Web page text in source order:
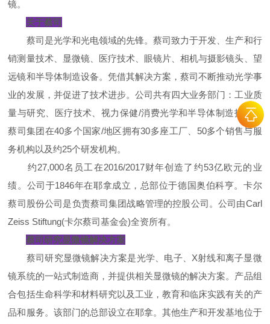
镜。
关于蔡司
蔡司是光学和光电领域的先锋。蔡司致力于开发、生产和行
销测量技术、显微镜、医疗技术、眼镜片、相机与摄影镜头、望
远镜和半导体制造设备。凭借其解决方案，蔡司不断推动光学事
业的发展，并促进了技术进步。公司共有四大业务部门：工业质
量与研究、医疗技术、视力保健/消费光学和半导体制造技术。
蔡司集团在40多个国家/地区拥有30多座工厂、50多个销售与服
务机构以及约25个研发机构。
约27,000名员工在2016/2017财年创造了约53亿欧元的业
绩。公司于1846年在耶拿成立，总部位于德国奥伯科亨。卡尔
蔡司股份公司是负责蔡司集团战略管理的控股公司。公司由Carl
Zeiss Stiftung(卡尔蔡司基金会)全资所有。
蔡司研究显微镜解决方案
蔡司研究显微镜解决方案是光学、电子、X射线和离子显微
镜系统的一站式制造商，并提供相关显微镜的解决方案。产品组
合包括生命科学和材料研究以及工业，教育和临床实践有关的产
品和服务。该部门的总部设立在耶拿。其他生产和开发基地位于